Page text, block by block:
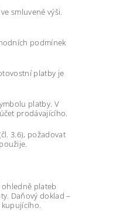
smluvené výši.
podmínek
platby je
platby. V
prodávajícího.
3.6), požadovat
ohledně plateb
Daňový doklad –